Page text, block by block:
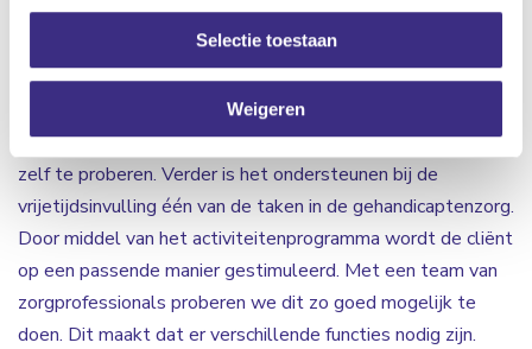
Selectie toestaan
Weigeren
nodig hebben. Wij zijn op zoek naar nieuwe collega’s die de
cliënten kunnen ondersteunen en begeleiden zodat
moeilijke situaties omgebogen worden naar kansen. Ook
ondersteun je bij Algemene Dagelijkse Levensverrichtingen
(ADL). De cliënten worden hierbij gemotiveerd om veel
zelf te proberen. Verder is het ondersteunen bij de
vrijetijdsinvulling één van de taken in de gehandicaptenzorg.
Door middel van het activiteitenprogramma wordt de cliënt
op een passende manier gestimuleerd. Met een team van
zorgprofessionals proberen we dit zo goed mogelijk te
doen. Dit maakt dat er verschillende functies nodig zijn.